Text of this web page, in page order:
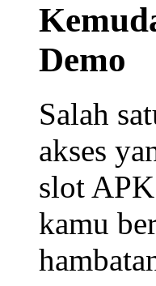
Demo
Salah
akses
slot APK
kamu